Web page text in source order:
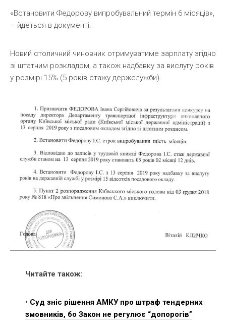
«Встановити Федорову випробувальний термін 6 місяців»,
– йдеться в документі.
Новий столичний чиновник отримуватиме зарплату згідно
зі штатним розкладом, а також надбавку за вислугу років
у розмірі 15% (5 років стажу держслужби).
Читайте також:
• Суд зніс рішення АМКУ про штраф тендерних
змовників, бо Закон не регулює “допорогів”